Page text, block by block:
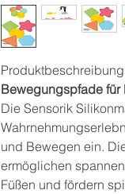
Bewegungspfade für
Die Sensorik
und Bewegen ein.
ermöglichen
Füßen und fördern